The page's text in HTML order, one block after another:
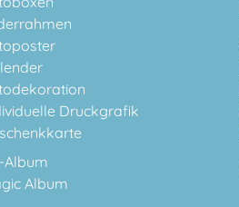
Druckgrafik
Album
Album